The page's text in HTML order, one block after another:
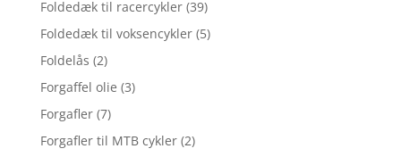
Foldedæk til racercykler (39)
Foldedæk til voksencykler (5)
Foldelås (2)
Forgaffel olie (3)
Forgafler (7)
Forgafler til MTB cykler (2)